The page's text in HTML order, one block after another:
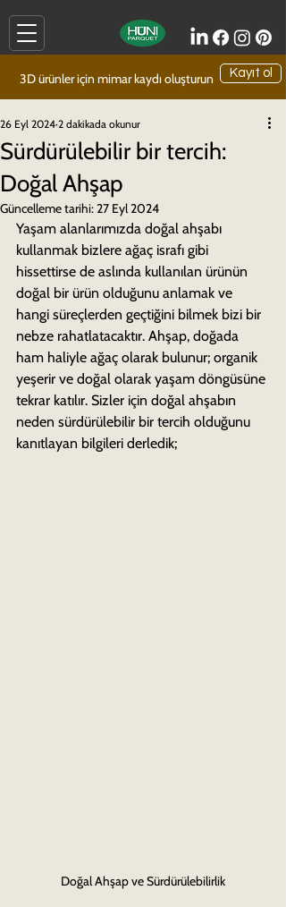
3D ürünler için mimar kaydı oluşturun Kayıt ol
Sürdürülebilir bir tercih:
Doğal Ahşap
26 Eyl 2024 2 dakikada okunur
Güncelleme tarihi:27 Eyl 2024
Yaşam alanlarımızda doğal ahşabı
kullanmak bizlere ağaç israfı gibi
hissettirse de aslında kullanılan ürünün
doğal bir ürün olduğunu anlamak ve
hangi süreçlerden geçtiğini bilmek bizi bir
nebze rahatlatacaktır. Ahşap, doğada
ham haliyle ağaç olarak bulunur; organik
yeşerir ve doğal olarak yaşam döngüsüne
tekrar katılır. Sizler için doğal ahşabın
neden sürdürülebilir bir tercih olduğunu
kanıtlayan bilgileri derledik;
Doğal Ahşap ve Sürdürülebilirlik